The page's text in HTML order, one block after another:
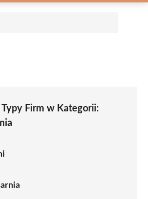
Typy Firm w Kategorii: